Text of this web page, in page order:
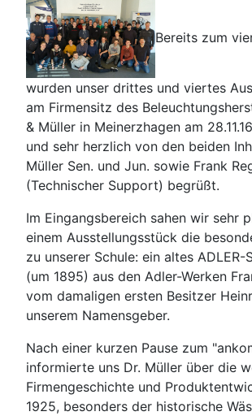
Bereits zum
wurden unser drittes und viertes
am Firmensitz des
& Müller in Meinerzhagen am
und sehr herzlich von den beiden
Müller Sen. und Jun. sowie Frank
(Technischer Support) begrüßt.
Im Eingangsbereich sahen wir sehr
einem Ausstellungsstück die
zu unserer Schule: ein altes ADLER-
(um 1895) aus den Adler-Werken
vom damaligen ersten Besitzer
unserem Namensgeber.
Nach einer kurzen Pause zum
informierte uns Dr. Müller über die
Firmengeschichte und
1925, besonders der historische